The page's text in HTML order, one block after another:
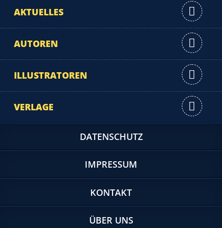
AKTUELLES
AUTOREN
ILLUSTRATOREN
VERLAGE
DATENSCHUTZ
IMPRESSUM
KONTAKT
ÜBER UNS